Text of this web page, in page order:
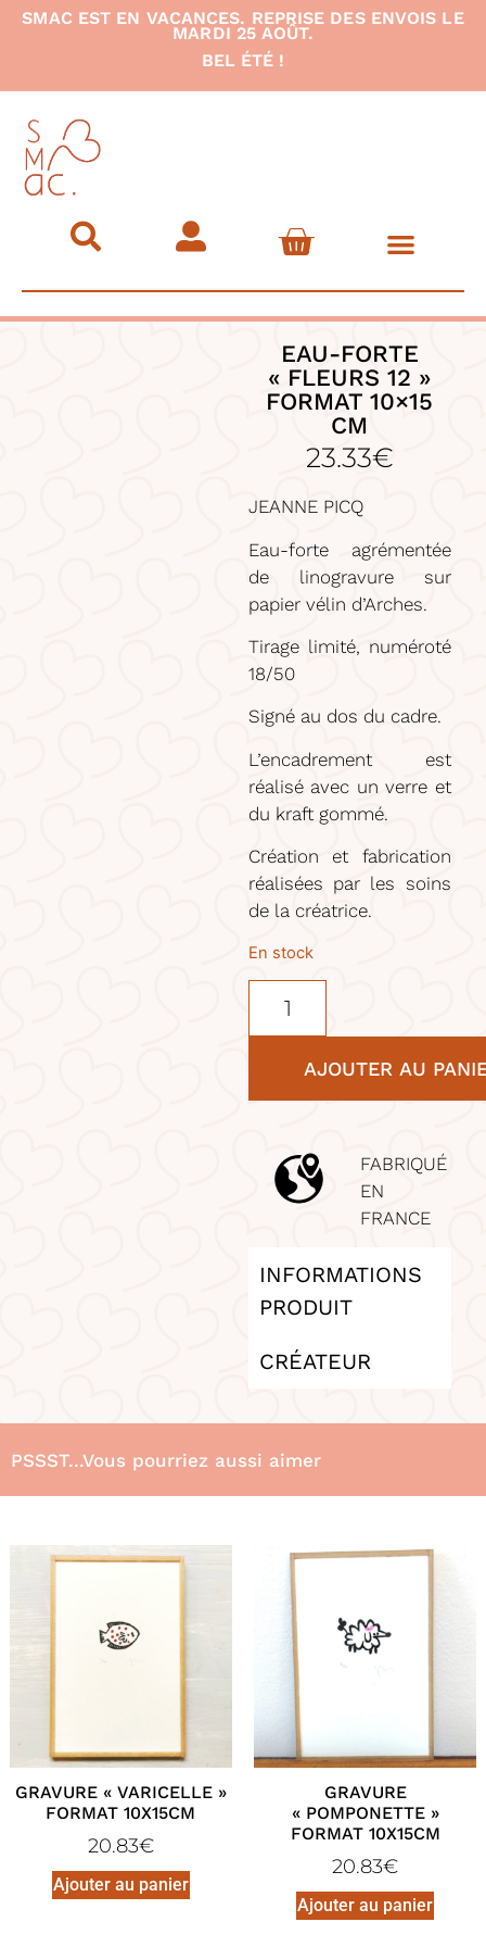
SMAC EST EN VACANCES. REPRISE DES ENVOIS LE
MARDI 25 AOÛT.
BEL ÉTÉ !
EAU-FORTE
« FLEURS 12 »
FORMAT 10×15
CM
23.33€
JEANNE PICQ
Eau-forte agrémentée
de linogravure sur
papier vélin d’Arches.
Tirage limité, numéroté
18/50
Signé au dos du cadre.
L’encadrement est
réalisé avec un verre et
du kraft gommé.
Création et fabrication
réalisées par les soins
de la créatrice.
En stock
AJOUTER AU
FABRIQUÉ
EN
FRANCE
INFORMATIONS
PRODUIT
CRÉATEUR
PSSST...Vous pourriez aussi aimer
GRAVURE « VARICELLE »
FORMAT 10X15CM
20.83€
Ajouter au panier
GRAVURE
« POMPONETTE »
FORMAT 10X15CM
20.83€
Ajouter au panier